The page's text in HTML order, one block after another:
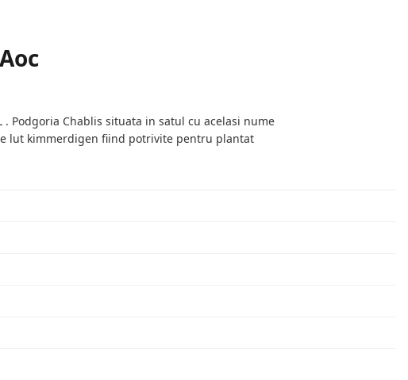
Podgoria Chablis situata in satul cu acelasi nume
lut kimmerdigen fiind potrivite pentru plantat